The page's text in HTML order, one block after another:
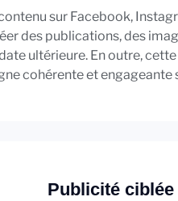
sur Facebook,
des publications, des
ultérieure. En outre,
cohérente et engageante
Publicité ciblée